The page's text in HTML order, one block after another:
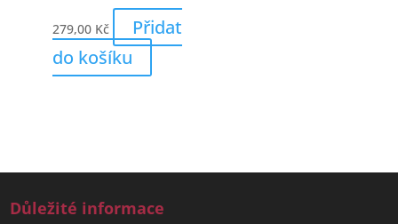
279,00 Kč
Přidat
do košíku
Důležité informace